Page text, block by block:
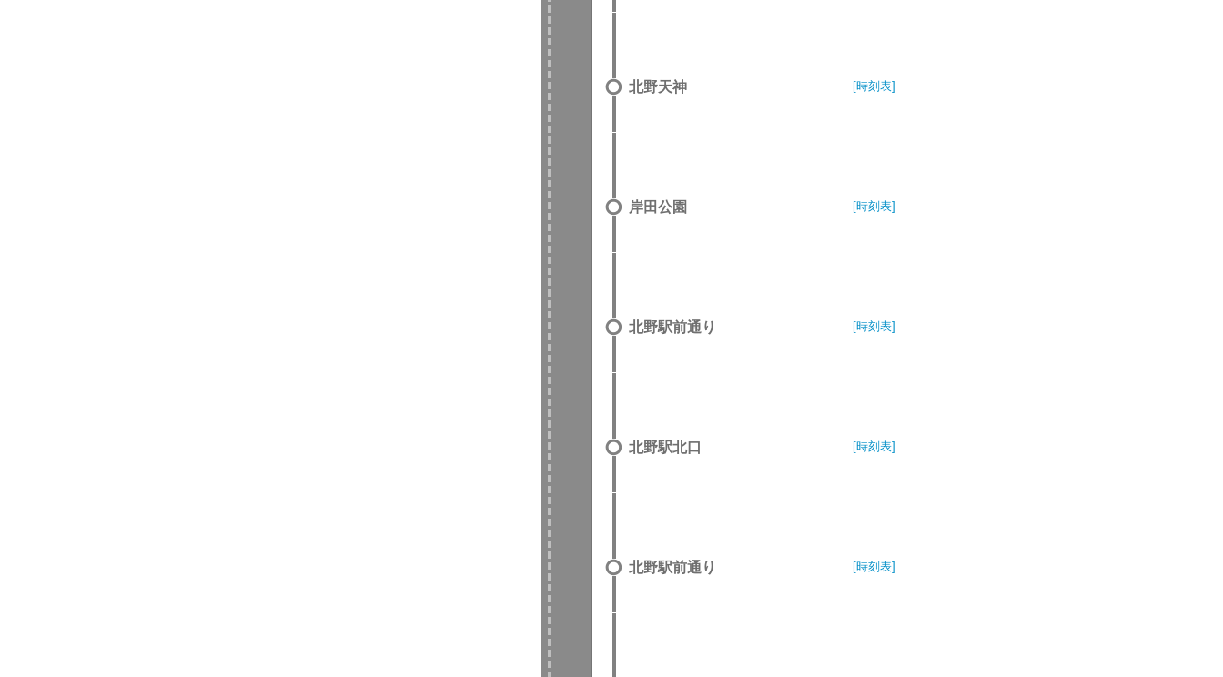
北野天神 [時刻表]
岸田公園 [時刻表]
北野駅前通り [時刻表]
北野駅北口 [時刻表]
北野駅前通り [時刻表]